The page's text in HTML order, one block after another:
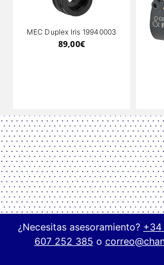
MEC Duplex Iris 19940003
89,00€
¿Necesitas asesoramiento? +34
607 252 385 o